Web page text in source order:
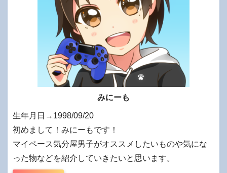
みにーも
生年月日→1998/09/20
初めまして！みにーもです！
マイペース気分屋男子がオススメしたいものや気にな
った物などを紹介していきたいと思います。